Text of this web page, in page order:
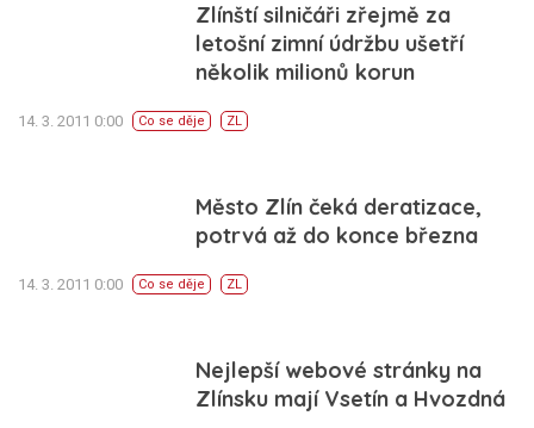
Zlínští silničáři zřejmě za
letošní zimní údržbu ušetří
několik milionů korun
14. 3. 2011 0:00 Co se děje ZL
Město Zlín čeká deratizace,
potrvá až do konce března
14. 3. 2011 0:00 Co se děje ZL
Nejlepší webové stránky na
Zlínsku mají Vsetín a Hvozdná